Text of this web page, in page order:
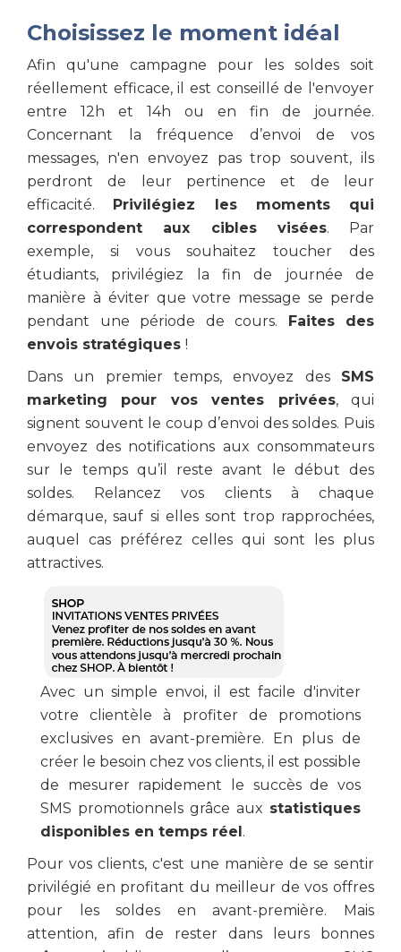
Choisissez le moment idéal
Afin qu'une campagne pour les soldes soit
réellement efficace, il est conseillé de l'envoyer
entre 12h et 14h ou en fin de journée.
Concernant la fréquence d’envoi de vos
messages, n'en envoyez pas trop souvent, ils
perdront de leur pertinence et de leur
efficacité. Privilégiez les moments qui
correspondent aux cibles visées. Par
exemple, si vous souhaitez toucher des
étudiants, privilégiez la fin de journée de
manière à éviter que votre message se perde
pendant une période de cours. Faites des
envois stratégiques !
Dans un premier temps, envoyez des SMS
marketing pour vos ventes privées, qui
signent souvent le coup d’envoi des soldes. Puis
envoyez des notifications aux consommateurs
sur le temps qu’il reste avant le début des
soldes. Relancez vos clients à chaque
démarque, sauf si elles sont trop rapprochées,
auquel cas préférez celles qui sont les plus
attractives.
Avec un simple envoi, il est facile d'inviter
votre clientèle à profiter de promotions
exclusives en avant-première. En plus de
créer le besoin chez vos clients, il est possible
de mesurer rapidement le succès de vos
SMS promotionnels grâce aux statistiques
disponibles en temps réel.
Pour vos clients, c'est une manière de se sentir
privilégié en profitant du meilleur de vos offres
pour les soldes en avant-première. Mais
attention, afin de rester dans leurs bonnes